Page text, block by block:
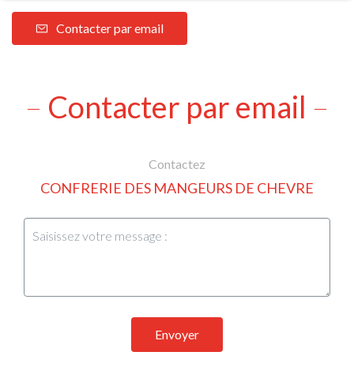
Contacter par email
Contacter par email
Contactez
CONFRERIE DES MANGEURS DE CHEVRE
Envoyer